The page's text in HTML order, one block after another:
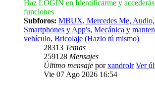
Haz LOGIN en Identificarme y
funciones
Subforos: MBUX, Mercedes Me,
Smartphones y App's, Mecánica y
vehículo, Bricolaje (Hazlo tú mismo)
28313 Temas
259128 Mensajes
Último mensaje porxandrolr Ver
Vie 07 Ago 2026 16:54